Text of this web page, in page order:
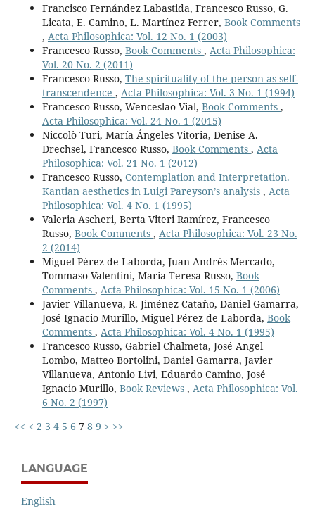
Francisco Fernández Labastida, Francesco Russo, G.
Licata, E. Camino, L. Martínez Ferrer, Book Comments
, Acta Philosophica: Vol. 12 No. 1 (2003)
Francesco Russo, Book Comments , Acta Philosophica:
Vol. 20 No. 2 (2011)
Francesco Russo, The spirituality of the person as self-
transcendence , Acta Philosophica: Vol. 3 No. 1 (1994)
Francesco Russo, Wenceslao Vial, Book Comments ,
Acta Philosophica: Vol. 24 No. 1 (2015)
Niccolò Turi, María Ángeles Vitoria, Denise A.
Drechsel, Francesco Russo, Book Comments , Acta
Philosophica: Vol. 21 No. 1 (2012)
Francesco Russo, Contemplation and Interpretation.
Kantian aesthetics in Luigi Pareyson’s analysis , Acta
Philosophica: Vol. 4 No. 1 (1995)
Valeria Ascheri, Berta Viteri Ramírez, Francesco
Russo, Book Comments , Acta Philosophica: Vol. 23 No.
2 (2014)
Miguel Pérez de Laborda, Juan Andrés Mercado,
Tommaso Valentini, Maria Teresa Russo, Book
Comments , Acta Philosophica: Vol. 15 No. 1 (2006)
Javier Villanueva, R. Jiménez Cataño, Daniel Gamarra,
José Ignacio Murillo, Miguel Pérez de Laborda, Book
Comments , Acta Philosophica: Vol. 4 No. 1 (1995)
Francesco Russo, Gabriel Chalmeta, José Angel
Lombo, Matteo Bortolini, Daniel Gamarra, Javier
Villanueva, Antonio Livi, Eduardo Camino, José
Ignacio Murillo, Book Reviews , Acta Philosophica: Vol.
6 No. 2 (1997)
<< < 2 3 4 5 6 7 8 9 > >>
LANGUAGE
English